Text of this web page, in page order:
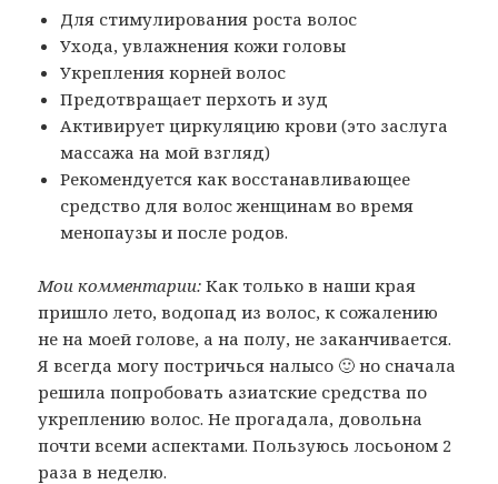
Для стимулирования роста волос
Ухода, увлажнения кожи головы
Укрепления корней волос
Предотвращает перхоть и зуд
Активирует циркуляцию крови (это заслуга
массажа на мой взгляд)
Рекомендуется как восстанавливающее
средство для волос женщинам во время
менопаузы и после родов.
Мои комментарии: Как только в наши края
пришло лето, водопад из волос, к сожалению
не на моей голове, а на полу, не заканчивается.
Я всегда могу постричься налысо 🙂 но сначала
решила попробовать азиатские средства по
укреплению волос. Не прогадала, довольна
почти всеми аспектами. Пользуюсь лосьоном 2
раза в неделю.